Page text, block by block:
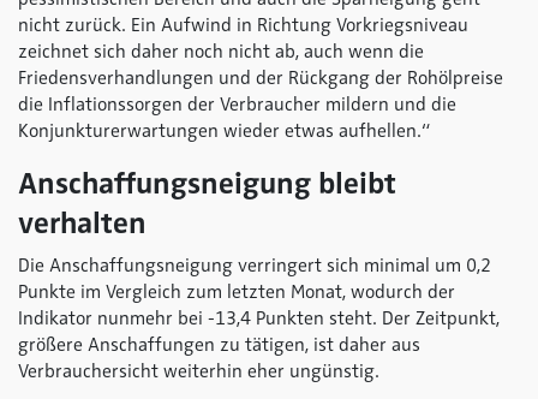
nicht zurück. Ein Aufwind in Richtung Vorkriegsniveau
zeichnet sich daher noch nicht ab, auch wenn die
Friedensverhandlungen und der Rückgang der Rohölpreise
die Inflationssorgen der Verbraucher mildern und die
Konjunkturerwartungen wieder etwas aufhellen.“
Anschaffungsneigung bleibt
verhalten
Die Anschaffungsneigung verringert sich minimal um 0,2
Punkte im Vergleich zum letzten Monat, wodurch der
Indikator nunmehr bei -13,4 Punkten steht. Der Zeitpunkt,
größere Anschaffungen zu tätigen, ist daher aus
Verbrauchersicht weiterhin eher ungünstig.